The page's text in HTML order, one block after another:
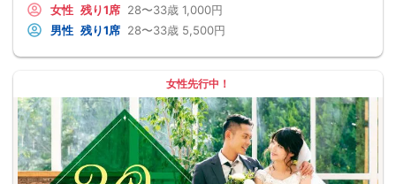
女性 残り1席 28〜33歳 1,000円
男性 残り1席 28〜33歳 5,500円
女性先行中！